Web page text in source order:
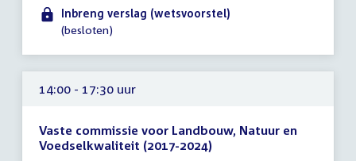
uur
Inbreng verslag (wetsvoorstel)
(besloten)
14:00 - 17:30 uur
Vaste commissie voor Landbouw, Natuur en
Voedselkwaliteit (2017-2024)